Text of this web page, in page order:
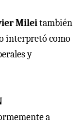
Mileitambién
interpretó como
y
a